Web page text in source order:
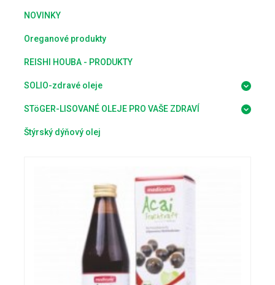
NOVINKY
Oreganové produkty
REISHI HOUBA - PRODUKTY
SOLIO-zdravé oleje
STöGER-LISOVANÉ OLEJE PRO VAŠE ZDRAVÍ
Štýrský dýňový olej